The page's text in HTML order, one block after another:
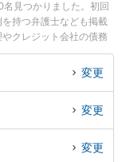
見つかりました。初回
持つ弁護士なども掲載
クレジット会社の債務
検索もでき便利です。
人山本・坪井綜合法律
すぐに弁護士に相談し
近くの弁護士を検索し
きる高松市内の弁護士
変更
変更
変更